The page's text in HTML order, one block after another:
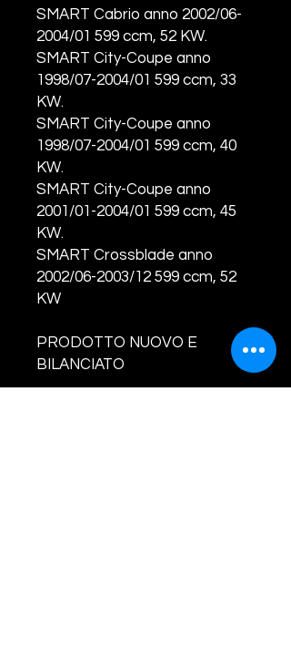
SMART Cabrio anno 2002/06-
2004/01 599 ccm, 52 KW.
SMART City-Coupe anno
1998/07-2004/01 599 ccm, 33
KW.
SMART City-Coupe anno
1998/07-2004/01 599 ccm, 40
KW.
SMART City-Coupe anno
2001/01-2004/01 599 ccm, 45
KW.
SMART Crossblade anno
2002/06-2003/12 599 ccm, 52
KW
PRODOTTO NUOVO E
BILANCIATO